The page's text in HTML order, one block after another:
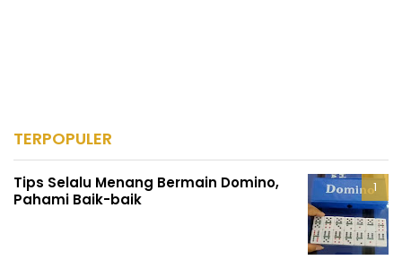
TERPOPULER
Tips Selalu Menang Bermain Domino,
Pahami Baik-baik